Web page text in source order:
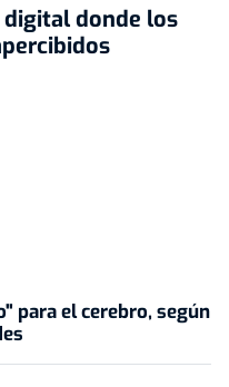
digital donde los
para el cerebro, según